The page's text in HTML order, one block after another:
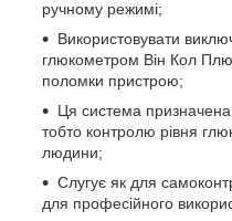
ручному режимі;
Використовувати
глюкометром Він Кол
поломки пристрою;
Ця система призначена
тобто контролю рівня
людини;
Слугує як для
для професійного